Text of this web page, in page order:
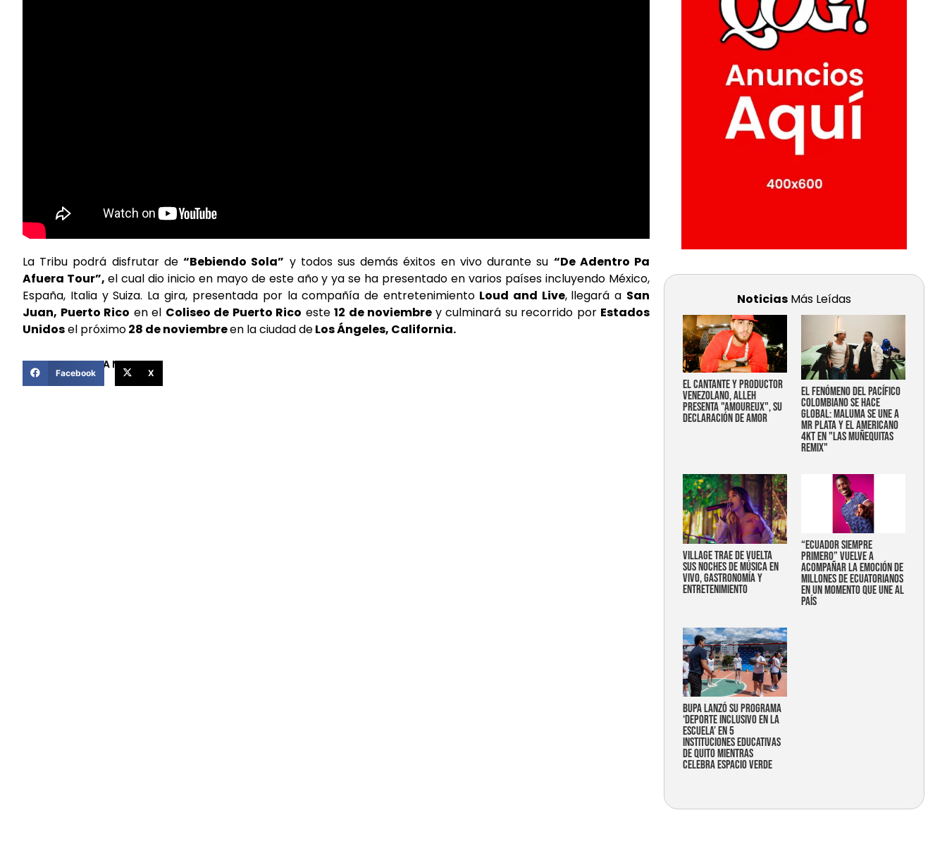
La Tribu podrá disfrutar de “Bebiendo Sola” y todos sus demás éxitos en vivo durante su “De Adentro Pa
Afuera Tour”, el cual dio inicio en mayo de este año y ya se ha presentado en varios países incluyendo México,
España, Italia y Suiza. La gira, presentada por la compañía de entretenimiento Loud and Live, llegará a San
Juan, Puerto Rico en el Coliseo de Puerto Rico este 12 de noviembre y culminará su recorrido por Estados
Unidosel próximo28 de noviembreen la ciudad deLos Ángeles, California.
COMPARTIR ESTA NOTICIA
Facebook X
Noticias Más Leídas
EL CANTANTE Y PRODUCTOR
VENEZOLANO, ALLEH
PRESENTA "AMOUREUX", SU
DECLARACIÓN DE AMOR
EL FENÓMENO DEL PACÍFICO
COLOMBIANO SE HACE
GLOBAL: MALUMA SE UNE A
MR PLATA Y EL AMERICANO
4KT EN "LAS MUÑEQUITAS
REMIX"
Village trae de vuelta
sus noches de música en
vivo, gastronomía y
entretenimiento
“Ecuador siempre
primero” vuelve a
acompañar la emoción de
millones de ecuatorianos
en un momento que une al
país
Bupa lanzó su programa
‘Deporte Inclusivo en la
Escuela’ en 5
instituciones educativas
de Quito mientras
celebra espacio verde